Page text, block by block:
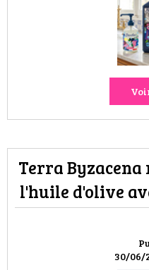
30/06/
Terra
l'huile d'olive